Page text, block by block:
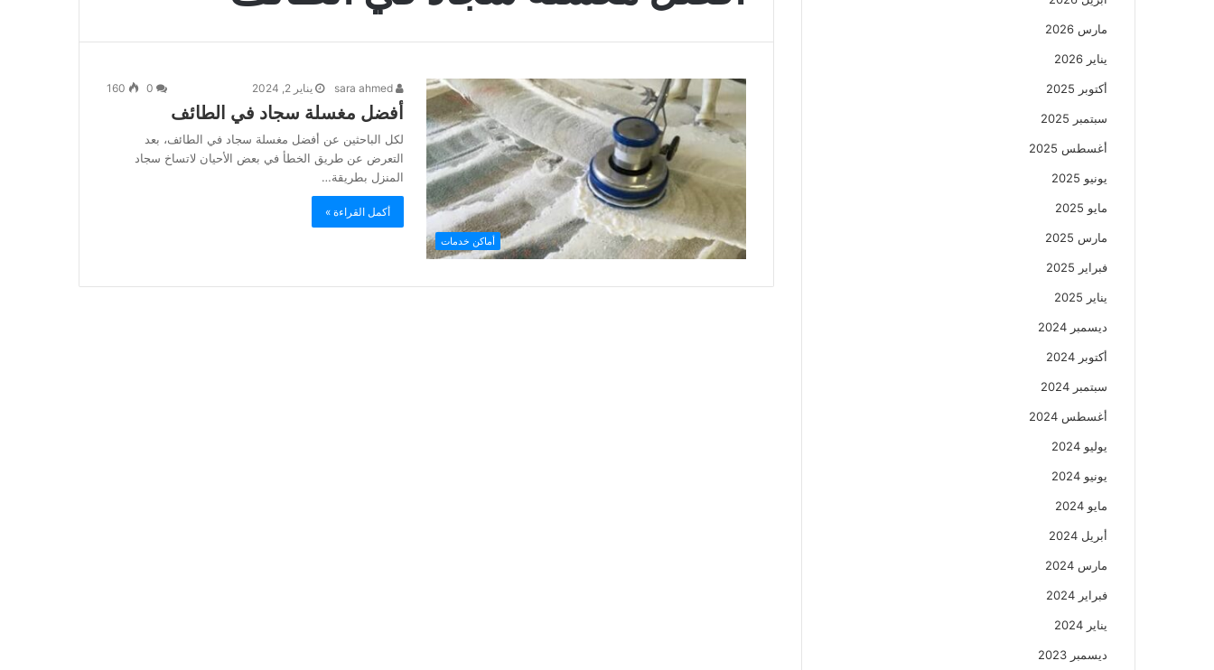
أماكن خدمات
يناير 2, 2024 160
أفضل مغسلة سجاد في الطائف
لكل الباحثين عن أفضل مغسلة سجاد في الطائف، بعد
التعرض عن طريق الخطأ في بعض الأحيان لاتساخ سجاد
المنزل بطريقة…
أكمل القراءة »
مارس 2026
يناير 2026
أكتوبر 2025
سبتمبر 2025
أغسطس 2025
يونيو 2025
مايو 2025
مارس 2025
فبراير 2025
يناير 2025
ديسمبر 2024
أكتوبر 2024
سبتمبر 2024
أغسطس 2024
يوليو 2024
يونيو 2024
مايو 2024
أبريل 2024
مارس 2024
فبراير 2024
يناير 2024
ديسمبر 2023